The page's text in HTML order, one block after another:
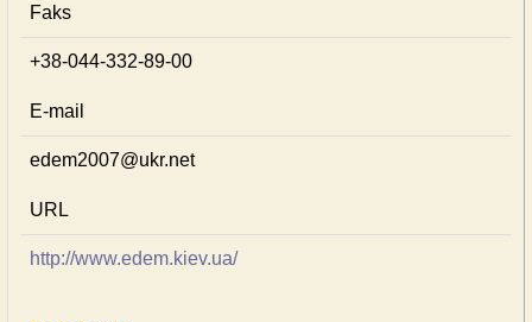
Faks
+38-044-332-89-00
E-mail
edem2007@ukr.net
URL
http://www.edem.kiev.ua/